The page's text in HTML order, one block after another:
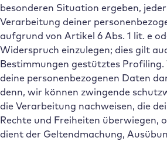
besonderen Situation ergeben,
Verarbeitung deiner
aufgrund von Artikel 6 Abs. 1 lit. e
Widerspruch einzulegen; dies gilt
Bestimmungen gestütztes
deine personenbezogenen Daten
denn, wir können zwingende
die Verarbeitung nachweisen, die
Rechte und Freiheiten überwiegen,
dient der Geltendmachung,